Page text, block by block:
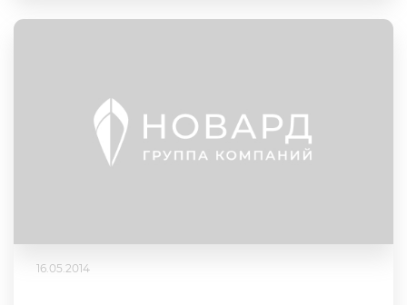
16.05.2014